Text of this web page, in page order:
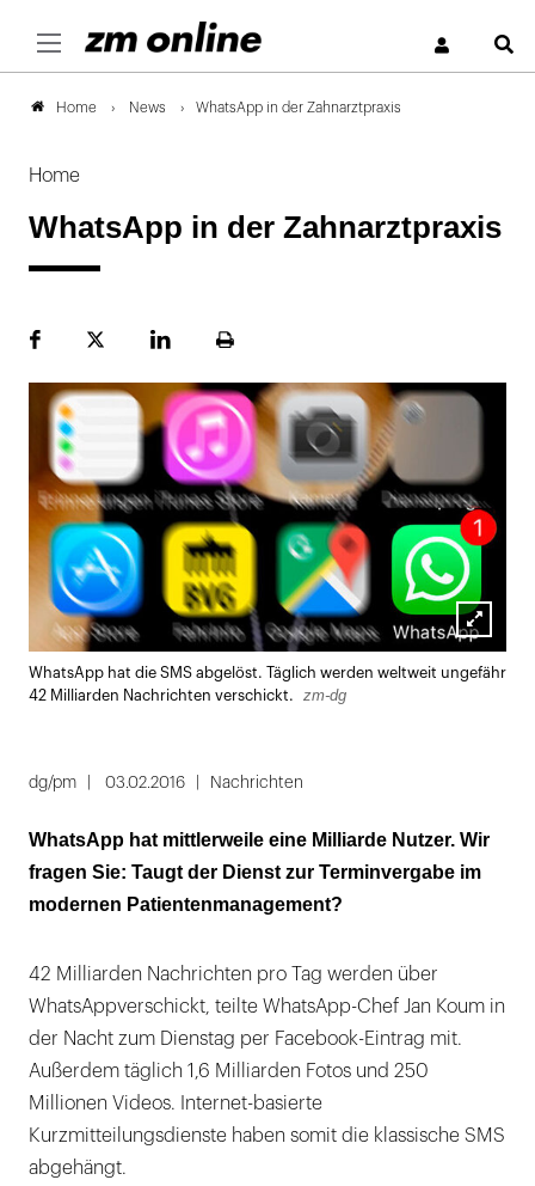
Home News WhatsApp in der Zahnarztpraxis
Home
WhatsApp in der Zahnarztpraxis
FacebookPlattformLinekdInSeite
Lightbox
öffnen
WhatsApp hat die SMS abgelöst. Täglich werden weltweit ungefähr
42 Milliarden Nachrichten verschickt.
zm-dg
dg/pm 03.02.2016 Nachrichten
WhatsApp hat mittlerweile eine Milliarde Nutzer. Wir
fragen Sie: Taugt der Dienst zur Terminvergabe im
modernen Patientenmanagement?
42 Milliarden Nachrichten pro Tag werden über
WhatsAppverschickt, teilte WhatsApp-Chef Jan Koum in
der Nacht zum Dienstag per Facebook-Eintrag mit.
Außerdem täglich 1,6 Milliarden Fotos und 250
Millionen Videos. Internet-basierte
Kurzmitteilungsdienste haben somit die klassische SMS
abgehängt.